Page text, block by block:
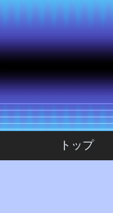
トップ